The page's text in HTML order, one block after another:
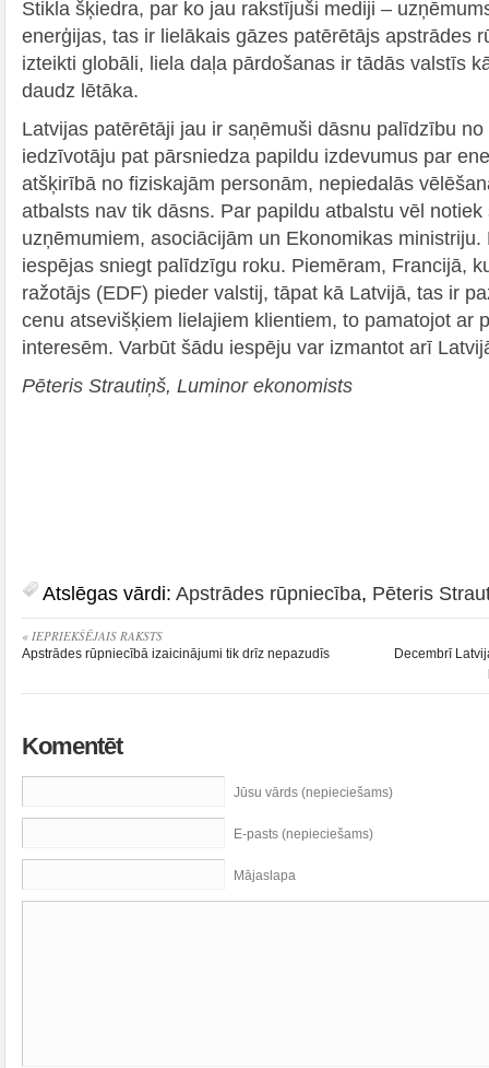
Stikla šķiedra, par ko jau rakstījuši mediji –
enerģijas, tas ir lielākais gāzes patērētājs apstrādes
izteikti globāli, liela daļa pārdošanas ir tādās valstīs
daudz lētāka.
Latvijas patērētāji jau ir saņēmuši dāsnu palīdzību
iedzīvotāju pat pārsniedza papildu izdevumus par
atšķirībā no fiziskajām personām, nepiedalās
atbalsts nav tik dāsns. Par papildu atbalstu vēl
uzņēmumiem, asociācijām un Ekonomikas
iespējas sniegt palīdzīgu roku. Piemēram, Francijā,
ražotājs (EDF) pieder valstij, tāpat kā Latvijā, tas ir
cenu atsevišķiem lielajiem klientiem, to pamatojot ar
interesēm. Varbūt šādu iespēju var izmantot arī
Pēteris Strautiņš, Luminor ekonomists
Atslēgas vārdi: Apstrādes rūpniecība, Pēteris
« IEPRIEKŠĒJAIS RAKSTS
Apstrādes rūpniecībā izaicinājumi tik drīz nepazudīs
Decembrī
Komentēt
Jūsu vārds (nepieciešams)
E-pasts (nepieciešams)
Mājaslapa